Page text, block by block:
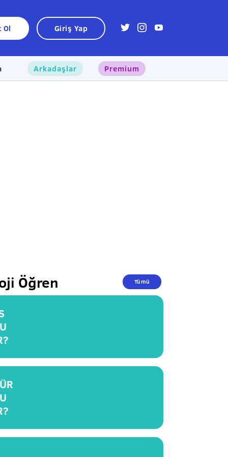
Ol Giriş Yap
Arkadaşlar Premium
Öğren Tümü